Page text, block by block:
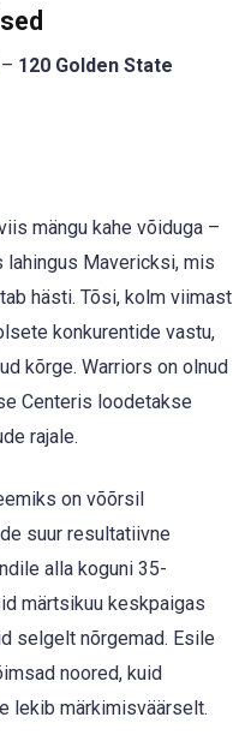
120 Golden State
mängu kahe võiduga –
Mavericksi, mis
hästi. Tõsi, kolm viimast
konkurentide vastu,
kõrge. Warriors on olnud
Centeris loodetakse
rajale.
on võõrsil
suur resultatiivne
alla koguni 35-
märtsikuu keskpaigas
selgelt nõrgemad. Esile
noored, kuid
lekib märkimisväärselt.